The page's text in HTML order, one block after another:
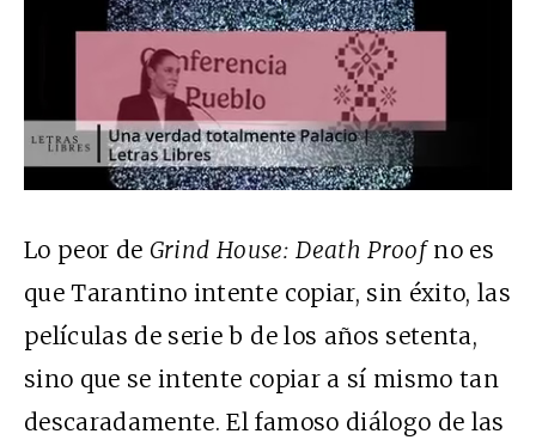
Lo peor de Grind House: Death Proofno es
que Tarantino intente copiar, sin éxito, las
películas de serie b de los años setenta,
sino que se intente copiar a sí mismo tan
descaradamente. El famoso diálogo de las